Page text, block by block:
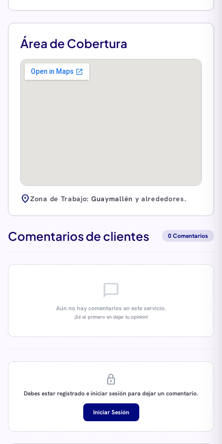
Área de Cobertura
location_onZona de Trabajo: Guaymallén y alrededores.
Comentarios de clientes 0 Comentarios
chat_bubble_outline
Aún no hay comentarios en este servicio.
¡Sé el primero en dejar tu opinión!
lock
Debes estar registrado e iniciar sesión para dejar un comentario.
Iniciar Sesión